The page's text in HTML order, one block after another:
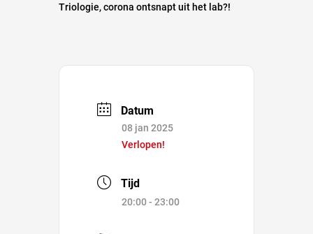
Triologie, corona ontsnapt uit het lab?!
Datum
08 jan 2025
Verlopen!
Tijd
20:00 - 23:00